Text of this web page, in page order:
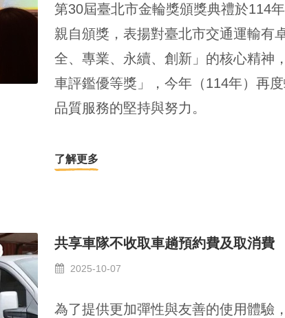
第30屆臺北市金輪獎頒獎典禮於114
親自頒獎，表揚對臺北市交通運輸有
全、專業、永續、創新」的核心精神
車評鑑優等獎」，今年（114年）再
品質服務的堅持與努力。
了解更多
共享車隊不收取車趟預約費及取消費
2025-10-07
為了提供更加彈性與友善的使用體驗